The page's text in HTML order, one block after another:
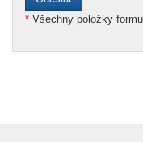
* Všechny položky